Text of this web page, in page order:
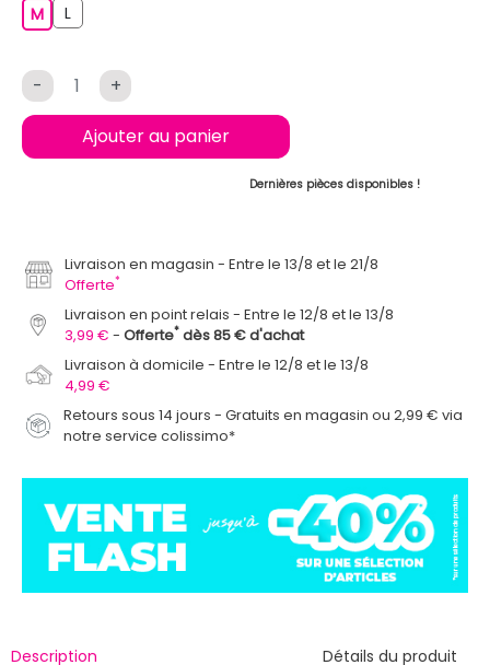
MM L
- +
Ajouter au panier
Dernières pièces disponibles !
Livraison en magasin
Entre le 13/8 et le 21/8
Offerte*
Livraison en point relais
Entre le 12/8 et le 13/8
3,99 €
Offerte* dès 85 € d'achat
Livraison à domicile
Entre le 12/8 et le 13/8
4,99 €
Retours sous 14 jours - Gratuits en magasin ou 2,99 € via
notre service colissimo*
Description Détails du produit